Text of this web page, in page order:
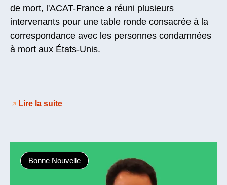
de mort, l'ACAT-France a réuni plusieurs
intervenants pour une table ronde consacrée à la
correspondance avec les personnes condamnées
à mort aux États-Unis.
Lire la suite
Bonne Nouvelle